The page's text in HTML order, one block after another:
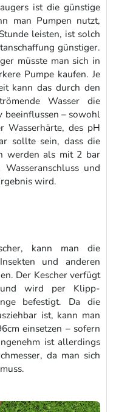
ist die günstige
man Pumpen nutzt,
leisten, ist solch
günstiger.
müsste man sich in
Pumpe kaufen. Je
kann das durch den
Wasser die
beeinflussen – sowohl
Wasserhärte, des pH
sollte sein, dass die
werden als mit 2 bar
und
wird.
kann man die
und anderen
Der Kescher verfügt
wird per Klipp-
befestigt. Da die
ist, kann man
einsetzen – sofern
ist allerdings
da man sich